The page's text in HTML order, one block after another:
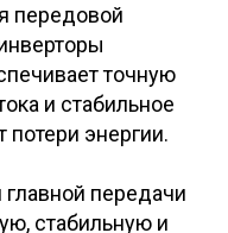
передовой
точную
и стабильное
энергии.
передачи
стабильную и